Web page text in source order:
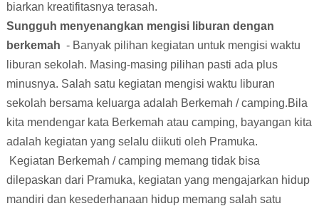
biarkan kreatifitasnya terasah.
Sungguh menyenangkan mengisi liburan dengan
berkemah - Banyak pilihan kegiatan untuk mengisi waktu
liburan sekolah. Masing-masing pilihan pasti ada plus
minusnya. Salah satu kegiatan mengisi waktu liburan
sekolah bersama keluarga adalah Berkemah / camping.Bila
kita mendengar kata Berkemah atau camping, bayangan kita
adalah kegiatan yang selalu diikuti oleh Pramuka.
Kegiatan Berkemah / camping memang tidak bisa
dilepaskan dari Pramuka, kegiatan yang mengajarkan hidup
mandiri dan kesederhanaan hidup memang salah satu